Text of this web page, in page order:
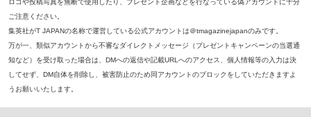
ロゴや投稿写真を無断で使用したり、プレゼント企画などを行なっている偽アカウントに十分
ご注意ください。
集英社がT JAPANの名称で運営している公式アカウントは＠tmagazinejapanのみです。
万が一、類似アカウントから不審なダイレクトメッセージ（プレゼントキャンペーンの当選通
知など）を受け取った場合は、DMへの返信や記載URLへのアクセス、個人情報等の入力は決
してせず、DM自体を削除し、被害防止のため同アカウントのブロックをしていただきますよ
うお願いいたします。